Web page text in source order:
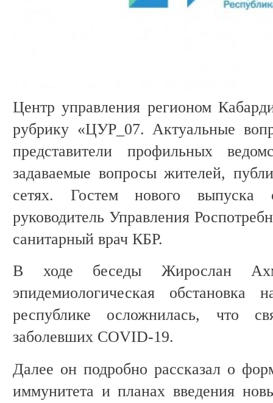
Центр управления регионом
рубрику «ЦУР_07. Актуальные
представители профильных
задаваемые вопросы жителей,
сетях. Гостем нового выпуска
руководитель Управления
санитарный врач КБР.
В ходе беседы Жирослан
эпидемиологическая
республике осложнилась, что
заболевших COVID-19.
Далее он подробно рассказал о
иммунитета и планах введения